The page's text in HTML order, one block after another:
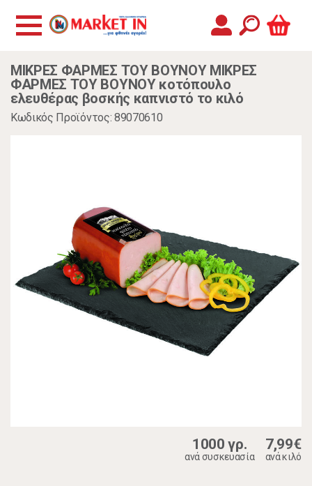
ΜΙΚΡΕΣ ΦΑΡΜΕΣ ΤΟΥ ΒΟΥΝΟΥ ΜΙΚΡΕΣ
ΦΑΡΜΕΣ ΤΟΥ ΒΟΥΝΟΥ κοτόπουλο
ελευθέρας βοσκής καπνιστό το κιλό
Κωδικός Προϊόντος: 89070610
1000 γρ.
ανά συσκευασία
7,99€
ανά κιλό